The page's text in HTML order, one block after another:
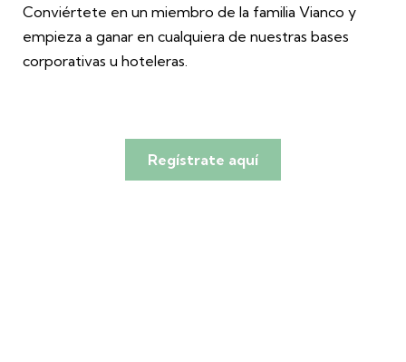
Conviértete en un miembro de la familia Vianco y
empieza a ganar en cualquiera de nuestras bases
corporativas u hoteleras.
Regístrate aquí